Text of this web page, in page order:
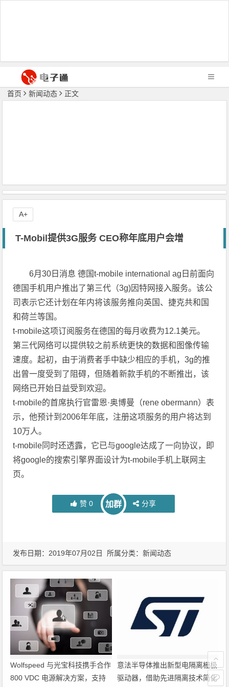
首页 新闻动态 正文
T-Mobil提供3G服务 CEO称年底用户会增
6月30日消息 德国t-mobile international ag日前面向
德国手机用户推出了第三代（3g)因特网接入服务。该公
司表示它还计划在年内将该服务推向英国、捷克共和国
和荷兰等国。
t-mobile这项订阅服务在德国的每月收费为12.1美元。
第三代网络可以提供较之前系统更快的数据和图像传输
速度。起初，由于消费者手中缺少相应的手机，3g的推
出曾一度受到了阻碍，但随着新款手机的不断推出，该
网络已开始日益受到欢迎。
t-mobile的首席执行官雷恩·奥博曼（rene obermann）表
示，他预计到2006年年底，注册这项服务的用户将达到
10万人。
t-mobile同时还透露，它已与google达成了一向协议，即
将google的搜索引擎界面设计为t-mobile手机上联网主
页。
赞 0 加群 分享
A+
发布日期：2019年07月02日 所属分类：新闻动态
Wolfspeed 与光宝科技携手合作
800 VDC 电源解决方案，支持
意法半导体推出新型电隔离栅极
驱动器，借助先进隔离技术简化